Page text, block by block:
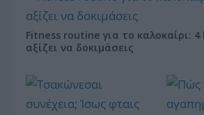
Fitness routine για το καλοκαίρι:
αξίζει να δοκιμάσεις